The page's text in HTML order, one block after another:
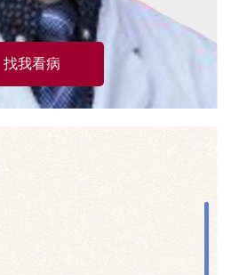
找我看病